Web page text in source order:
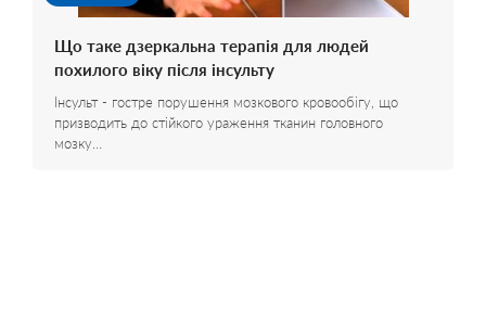
Що таке дзеркальна терапія для людей
похилого віку після інсульту
Інсульт - гостре порушення мозкового кровообігу, що
призводить до стійкого ураження тканин головного
мозку…